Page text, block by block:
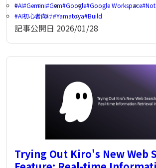
AI Gemini Gem Google Google Workspace
AI初心者向け Yamatoya Build
記事公開日 2026/01/28
Trying Out Kiro's New Web